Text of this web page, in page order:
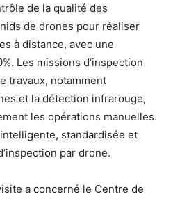
de la qualité des
de drones pour réaliser
à distance, avec une
Les missions d’inspection
travaux, notamment
et la détection infrarouge,
les opérations manuelles.
standardisée et
par drone.
a concerné le Centre de